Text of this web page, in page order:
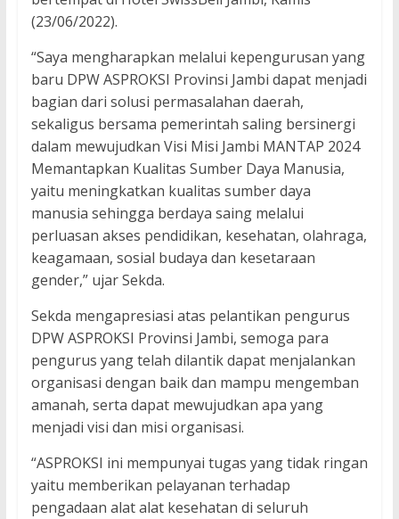
(23/06/2022).
“Saya mengharapkan melalui kepengurusan yang
baru DPW ASPROKSI Provinsi Jambi dapat menjadi
bagian dari solusi permasalahan daerah,
sekaligus bersama pemerintah saling bersinergi
dalam mewujudkan Visi Misi Jambi MANTAP 2024
Memantapkan Kualitas Sumber Daya Manusia,
yaitu meningkatkan kualitas sumber daya
manusia sehingga berdaya saing melalui
perluasan akses pendidikan, kesehatan, olahraga,
keagamaan, sosial budaya dan kesetaraan
gender,” ujar Sekda.
Sekda mengapresiasi atas pelantikan pengurus
DPW ASPROKSI Provinsi Jambi, semoga para
pengurus yang telah dilantik dapat menjalankan
organisasi dengan baik dan mampu mengemban
amanah, serta dapat mewujudkan apa yang
menjadi visi dan misi organisasi.
“ASPROKSI ini mempunyai tugas yang tidak ringan
yaitu memberikan pelayanan terhadap
pengadaan alat alat kesehatan di seluruh